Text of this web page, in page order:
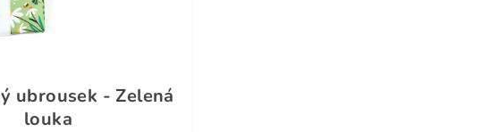
ubrousek - Zelená
louka